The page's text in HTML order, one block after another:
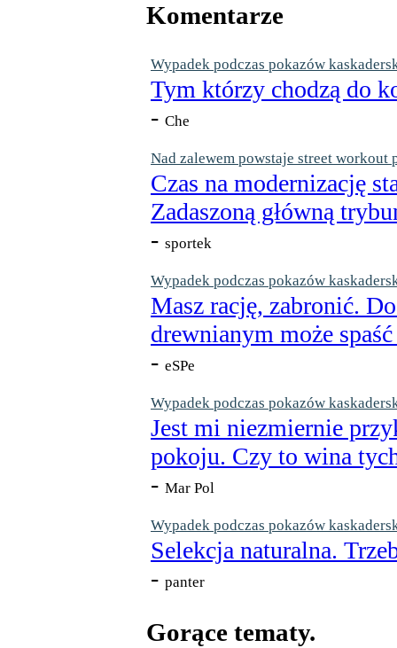
Komentarze
Wypadek podczas pokazów
Tym którzy chodzą do
- Che
Nad zalewem powstaje street workout
Czas na modernizację
Zadaszoną główną
- sportek
Wypadek podczas pokazów
Masz rację, zabronić.
drewnianym może
- eSPe
Wypadek podczas pokazów
Jest mi niezmiernie
pokoju. Czy to wina
- Mar Pol
Wypadek podczas pokazów
Selekcja naturalna.
- panter
Gorące tematy.